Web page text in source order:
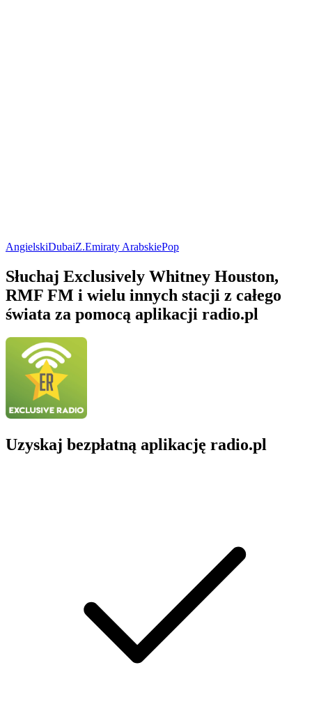
AngielskiDubaiZ.Emiraty ArabskiePop
Słuchaj Exclusively Whitney Houston,
RMF FM i wielu innych stacji z całego
świata za pomocą aplikacji radio.pl
Uzyskaj bezpłatną aplikację radio.pl